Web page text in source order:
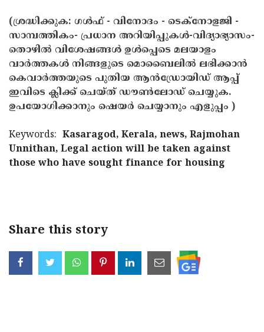
(ശ്രദ്ധിക്കുക: ഗൾഫ് - വിനോദം - ടെക്നോളജി -
സാമ്പത്തികം- പ്രധാന അറിയിപ്പുകൾ-വിദ്യാഭ്യാസം-
തൊഴിൽ വിശേഷങ്ങൾ ഉൾപ്പെടെ മലയാളം
വാർത്തകൾ നിങ്ങളുടെ മൊബൈലിൽ ലഭിക്കാൻ
കെവാർത്തയുടെ പുതിയ ആൻഡ്രോയിഡ് ആപ്പ്
ഇവിടെ ക്ലിക്ക് ചെയ്ത് ഡൗൺലോഡ് ചെയ്യുക.
ഉപയോഗിക്കാനും ഷെയർ ചെയ്യാനും എളുപ്പം )
Keywords: Kasaragod, Kerala, news, Rajmohan
Unnithan, Legal action will be taken against
those who have sought finance for housing
Share this story